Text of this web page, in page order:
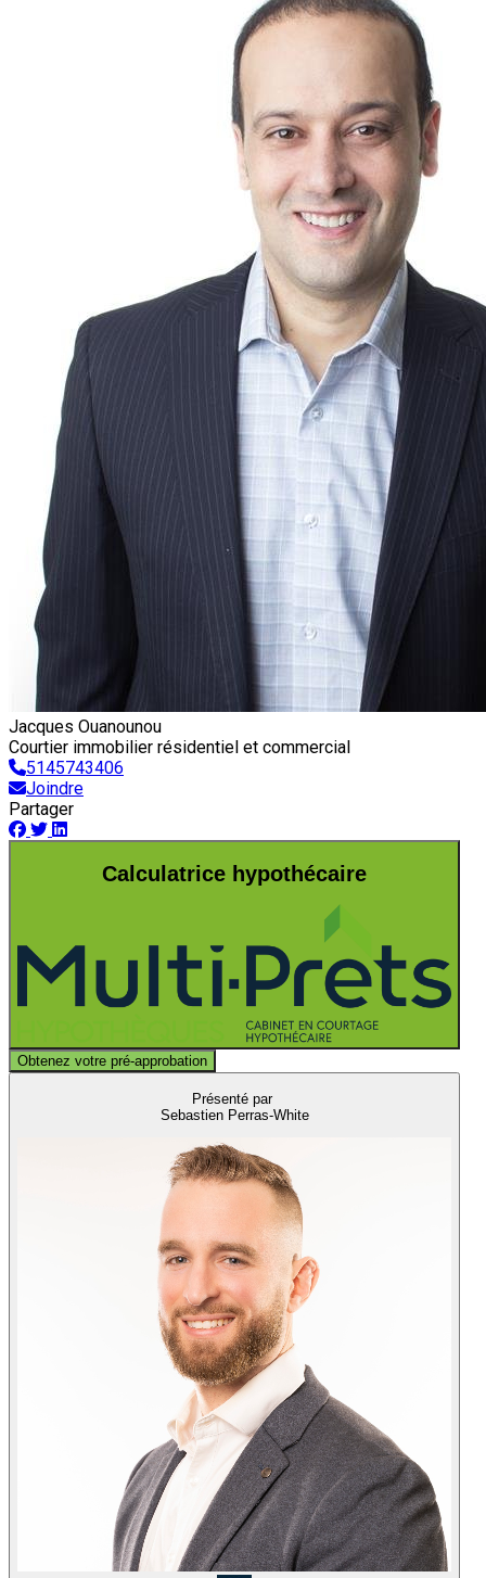
Jacques Ouanounou
Courtier immobilier résidentiel et commercial
5145743406
Joindre
Partager
Calculatrice hypothécaire
Obtenez votre pré-approbation
Présenté par
Sebastien Perras-White